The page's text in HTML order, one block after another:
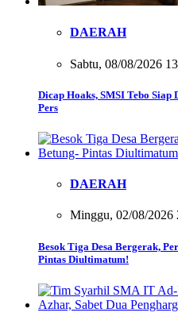
DAERAH
Sabtu, 08/08/2026
Dicap Hoaks, SMSI Tebo
Pers
DAERAH
Minggu, 02/08/2026
Besok Tiga Desa Bergerak,
Pintas Diultimatum!